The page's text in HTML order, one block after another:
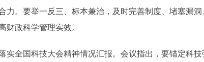
力。要举一反三、标本兼治，及时完善制度、堵塞漏
财政科学管理实效。
全国科技大会精神情况汇报。会议指出，要锚定科技